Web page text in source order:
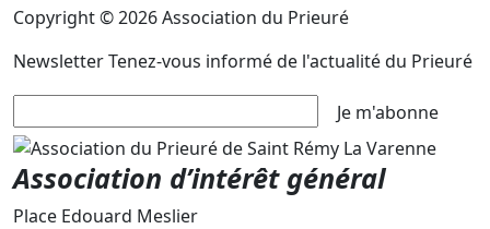
Copyright © 2026 Association du Prieuré
NewsletterTenez-vous informé de l'actualité du Prieuré
Je m'abonne
Association d’intérêt général
Place Edouard Meslier